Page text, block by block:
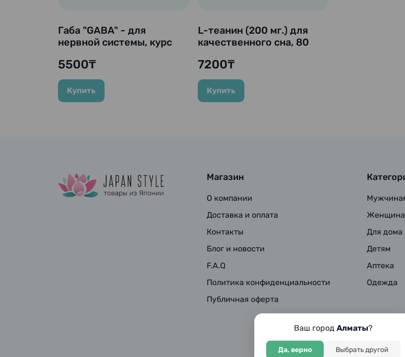
Ваш город Алматы?
Да, верно Выбрать другой
Габа "GABA" - для
нервной системы, курс
5500₸
Купить
L-теанин (200 мг.) для
качественного сна, 80
7200₸
Купить
Магазин
О компании
Доставка и оплата
Контакты
Блог и новости
F.A.Q
Политика конфиденциальности
Публичная оферта
Для дома
Детям
Аптека
Одежда